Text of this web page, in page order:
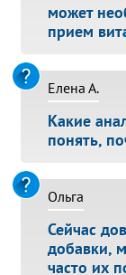
может
прием
Елена А.
Какие
понять,
Ольга
Сейчас
добавки,
часто их